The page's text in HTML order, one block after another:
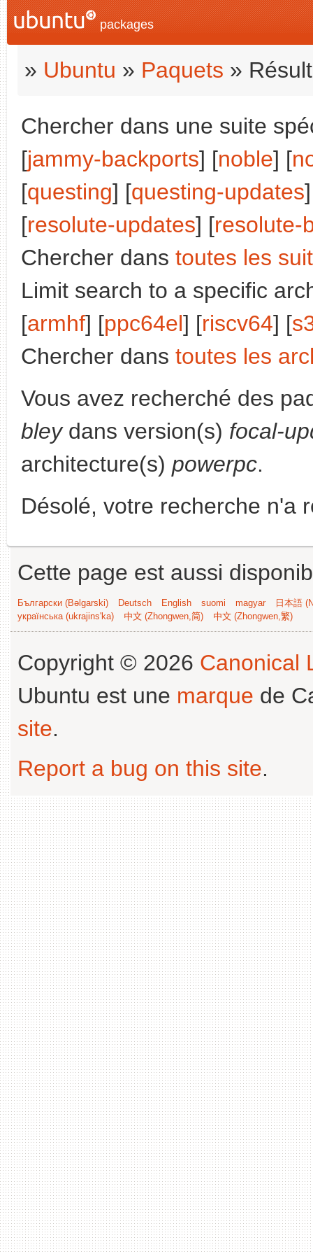
packages
» Ubuntu » Paquets »
Chercher dans une suite
[jammy-backports] [noble] [
[questing] [questing-updates
[resolute-updates] [resolute-
Chercher dans toutes les
Limit search to a specific
[armhf] [ppc64el] [riscv64] [
Chercher dans toutes les
Vous avez recherché des
bleydans version(s) focal-
architecture(s) powerpc.
Désolé, votre recherche n'a
Cette page est aussi
Български (Bəlgarski) Deutsch English suomi magyar
日本語
українська (ukrajins'ka)
中文 (Zhongwen,简) 中文 (Zhongwen,繁)
Copyright © 2026 Canonical
Ubuntu est une marque de
site.
Report a bug on this site.